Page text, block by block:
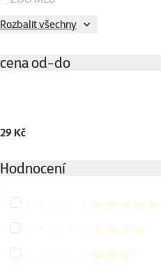
Rozbalit všechny
cena od-do
29 Kč
Hodnocení
Hodnocení 100%
Hodnocení 80%
Hodnocení 60%